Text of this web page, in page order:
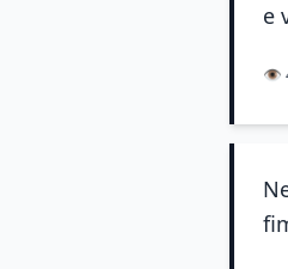
e
👁️